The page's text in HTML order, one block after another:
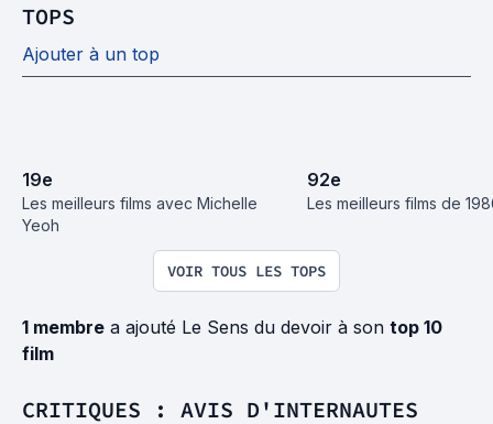
TOPS
Ajouter à un top
19e
Les meilleurs films avec Michelle
Yeoh
92e
Les meilleurs films de
VOIR TOUS LES TOPS
1 membre a ajouté Le Sens du devoir à son top 10
film
CRITIQUES : AVIS D'INTERNAUTES